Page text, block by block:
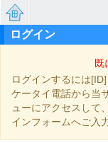
無料で
っと大
ログイン
既
ログインするには
ケータイ電話から当
ューにアクセスして
インフォームへご入